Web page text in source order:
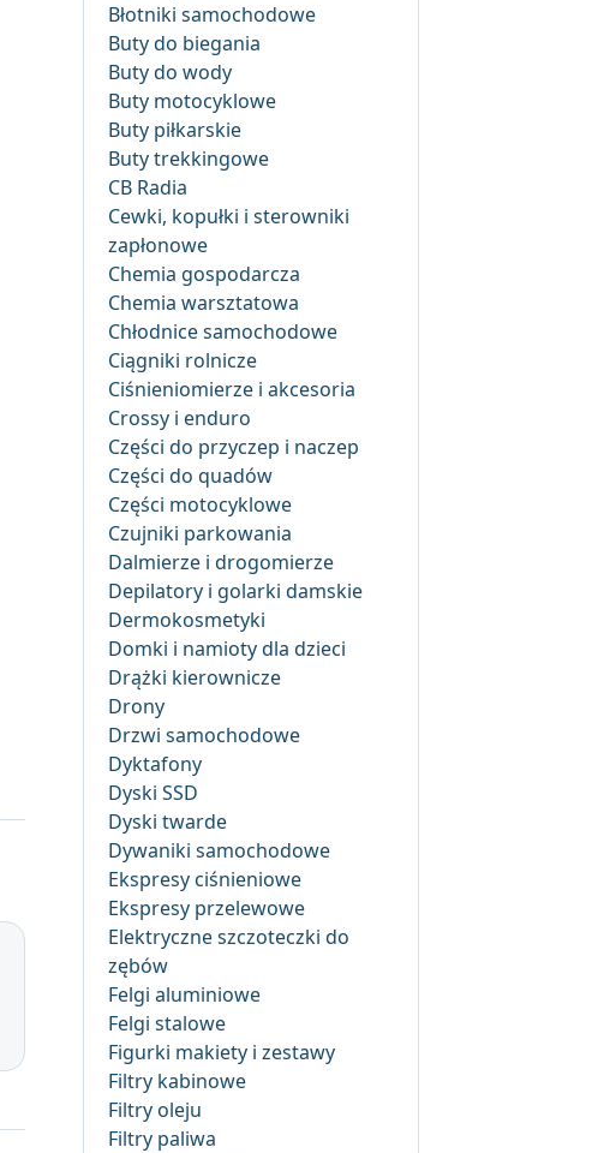
Błotniki samochodowe
Buty do biegania
Buty do wody
Buty motocyklowe
Buty piłkarskie
Buty trekkingowe
CB Radia
Cewki, kopułki i sterowniki
zapłonowe
Chemia gospodarcza
Chemia warsztatowa
Chłodnice samochodowe
Ciągniki rolnicze
Ciśnieniomierze i akcesoria
Crossy i enduro
Części do przyczep i naczep
Części do quadów
Części motocyklowe
Czujniki parkowania
Dalmierze i drogomierze
Depilatory i golarki damskie
Dermokosmetyki
Domki i namioty dla dzieci
Drążki kierownicze
Drony
Drzwi samochodowe
Dyktafony
Dyski SSD
Dyski twarde
Dywaniki samochodowe
Ekspresy ciśnieniowe
Ekspresy przelewowe
Elektryczne szczoteczki do
zębów
Felgi aluminiowe
Felgi stalowe
Figurki makiety i zestawy
Filtry kabinowe
Filtry oleju
Filtry paliwa